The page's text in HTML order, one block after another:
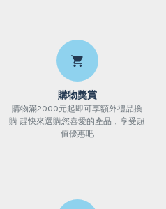
購物獎賞
購物滿2000元起即可享額外禮品換
購 趕快來選購您喜愛的產品，享受超
值優惠吧